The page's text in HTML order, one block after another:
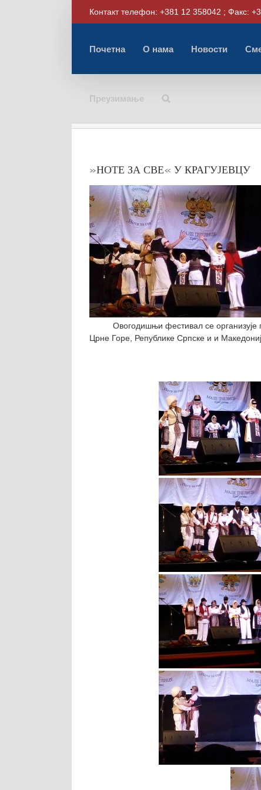
Контакт телефон: +381 12 358042 ; Факс:
Почетна О нама Новости
Преузимање
»НОТЕ ЗА СВЕ« У КРАГУЈЕВЦУ
Овогодишњи фестивал се организује по
Црне Горе, Републике Српске и и